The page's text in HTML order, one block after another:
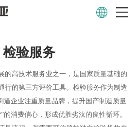
设计审查
造水平，达成相关
检验服务
的高技术服务业之一，是国家质量基础的
行的第三方评价工具。检验服务作为制造
逼企业注重质量品牌，提升国产制造质量
的消费信心，形成优胜劣汰的良性循环。